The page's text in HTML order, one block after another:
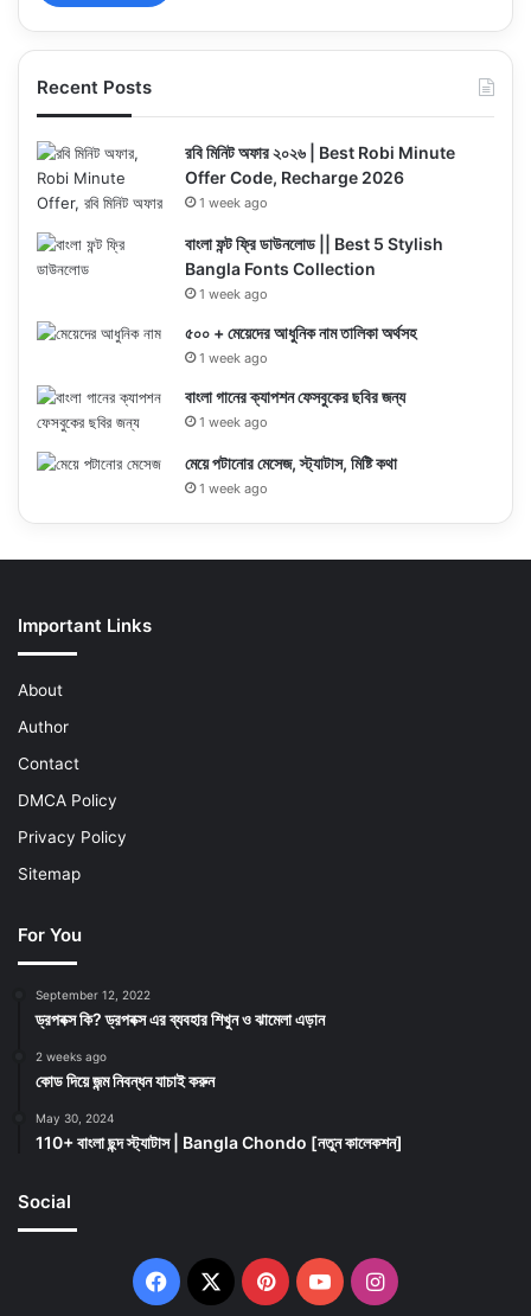
Recent Posts
রবি মিনিট অফার ২০২৬ | Best Robi Minute
Offer Code, Recharge 2026
1 week ago
বাংলা ফন্ট ফ্রি ডাউনলোড || Best 5 Stylish
Bangla Fonts Collection
1 week ago
৫০০ + মেয়েদের আধুনিক নাম তালিকা অর্থসহ
1 week ago
বাংলা গানের ক্যাপশন ফেসবুকের ছবির জন্য
1 week ago
মেয়ে পটানোর মেসেজ, স্ট্যাটাস, মিষ্টি কথা
1 week ago
Important Links
About
Author
Contact
DMCA Policy
Privacy Policy
Sitemap
For You
September 12, 2022
ড্রপবক্স কি? ড্রপবক্স এর ব্যবহার শিখুন ও ঝামেলা এড়ান
2 weeks ago
কোড দিয়ে জন্ম নিবন্ধন যাচাই করুন
May 30, 2024
110+ বাংলা ছন্দ স্ট্যাটাস | Bangla Chondo [নতুন কালেকশন]
Social
Facebook
X PinterestYouTubeInstagram